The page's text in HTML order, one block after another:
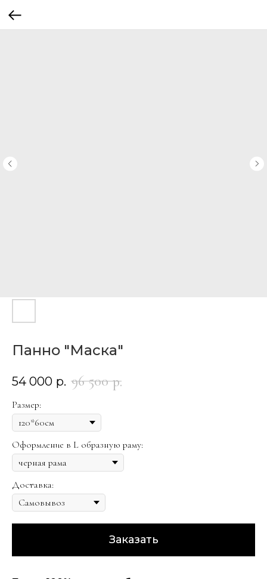
Панно "Маска"
54 000 р. 96 500 р.
Размер:
Оформление в L образную раму:
Доставка:
Заказать